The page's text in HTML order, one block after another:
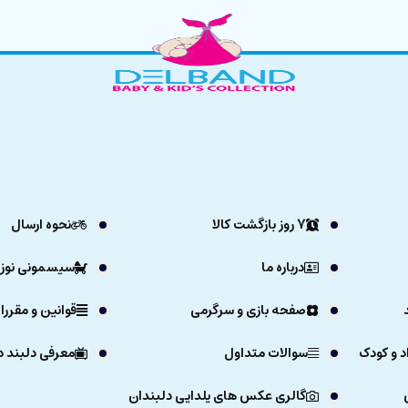
7 روز بازگشت کالا
نحوه ارسال
درباره ما
سیسمونی
صفحه بازی و سرگرمی
قوانین و
و کودک
سوالات متداول
معرفی
گالری عکس های یلدایی دلبندان